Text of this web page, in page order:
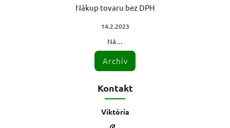
Nákup tovaru bez DPH
14.2.2023
Ná...
Archív
Kontakt
Viktória